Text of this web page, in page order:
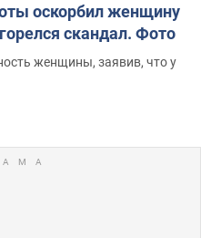
оскорбил женщину
скандал. Фото
женщины, заявив, что у